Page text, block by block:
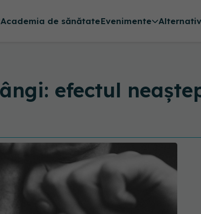
Academia de sănătateEvenimente
efectul